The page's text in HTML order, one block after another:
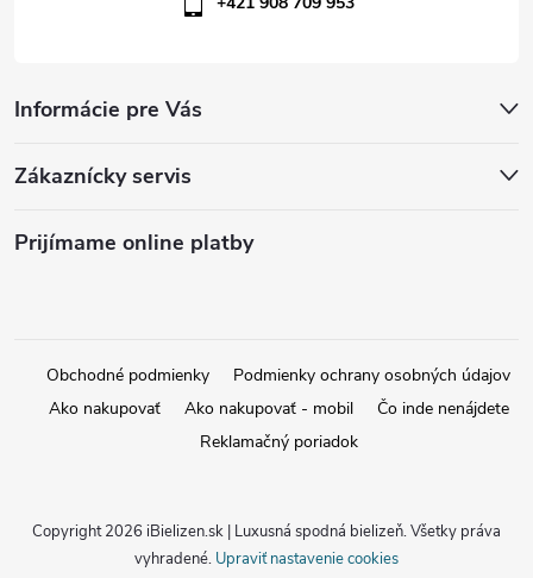
Informácie pre Vás
Zákaznícky servis
Prijímame online platby
Obchodné podmienky
Podmienky ochrany osobných údajov
Ako nakupovať
Ako nakupovať - mobil
Čo inde nenájdete
Reklamačný poriadok
Copyright 2026 iBielizen.sk | Luxusná spodná bielizeň. Všetky práva
vyhradené. Upraviť nastavenie cookies